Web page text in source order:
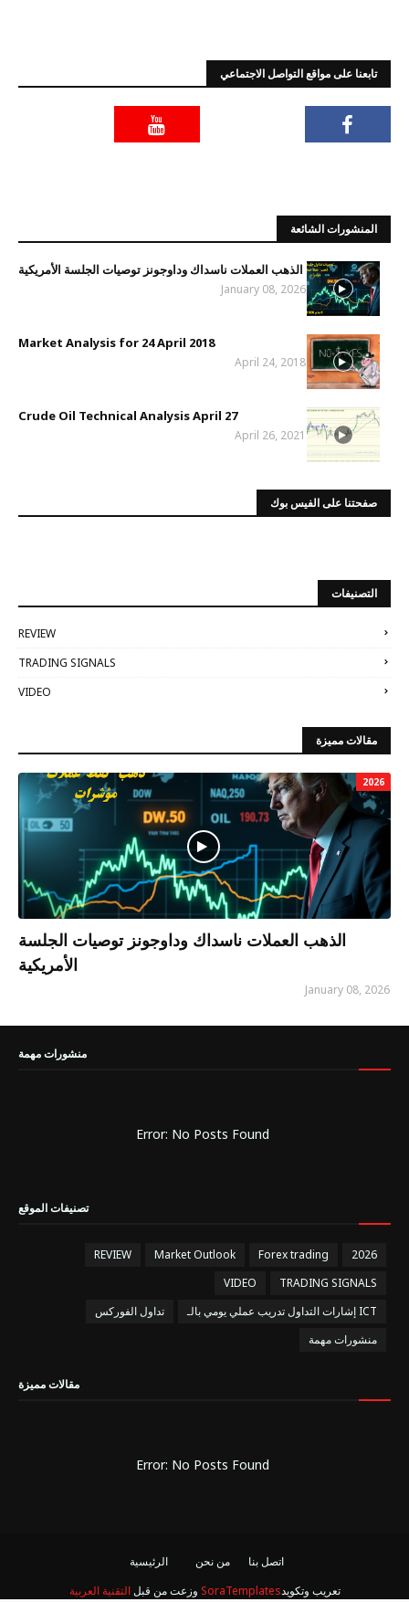
تابعنا على مواقع التواصل الاجتماعي
المنشورات الشائعة
الذهب العملات ناسداك وداوجونز توصيات الجلسة الأمريكية
January 08, 2026
Market Analysis for 24 April 2018
April 24, 2018
Crude Oil Technical Analysis April 27
April 26, 2021
صفحتنا على الفيس بوك
التصنيفات
REVIEW
TRADING SIGNALS
VIDEO
مقالات مميزة
2026
الذهب العملات ناسداك وداوجونز توصيات الجلسة
الأمريكية
January 08, 2026
منشورات مهمة
Error: No Posts Found
تصنيفات الموقع
2026
Forex trading
Market Outlook
REVIEW
TRADING SIGNALS
VIDEO
إشارات التداول تدريب عملي يومي بالـ ICT
تداول الفوركس
منشورات مهمة
مقالات مميزة
Error: No Posts Found
الرئيسية من نحن
اتصل بنا
تعريب وتكويدSoraTemplates وزعت من قبلالتقنية العربية